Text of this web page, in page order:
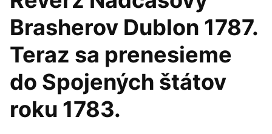
Brasherov Dublon 1787.
Teraz sa prenesieme
do Spojených štátov
roku 1783.